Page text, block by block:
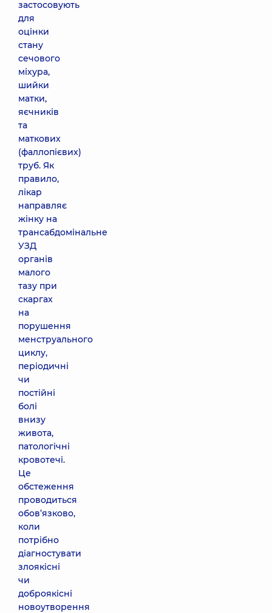
застосовують
для
оцінки
стану
сечового
міхура,
шийки
матки,
яєчників
та
маткових
(фаллопієвих)
труб. Як
правило,
лікар
направляє
жінку на
трансабдомінальне
УЗД
органів
малого
тазу при
скаргах
на
порушення
менструального
циклу,
періодичні
чи
постійні
болі
внизу
живота,
патологічні
кровотечі.
Це
обстеження
проводиться
обов’язково,
коли
потрібно
діагностувати
злоякісні
чи
доброякісні
новоутворення